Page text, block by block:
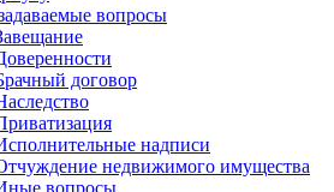
вопросы
договор
надписи
недвижимого имущества
вопросы